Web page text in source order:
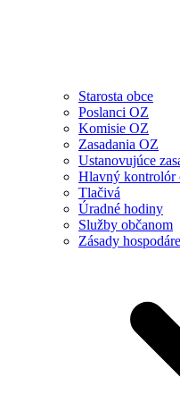
Starosta obce
Poslanci OZ
Komisie OZ
Zasadania OZ
Ustanovujúce
Hlavný kontrolór
Tlačivá
Úradné hodiny
Služby občanom
Zásady